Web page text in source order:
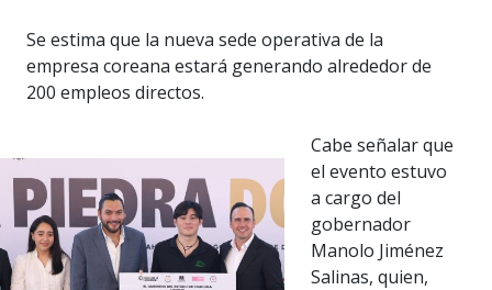
Se estima que la nueva sede operativa de la
empresa coreana estará generando alrededor de
200 empleos directos.
Cabe señalar que
el evento estuvo
a cargo del
gobernador
Manolo Jiménez
Salinas, quien,